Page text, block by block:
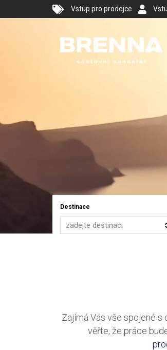
Vstup pro prodejce
Destinace
zadejte destinaci
Zajímá Vás vše spojené s
věřte, že práce